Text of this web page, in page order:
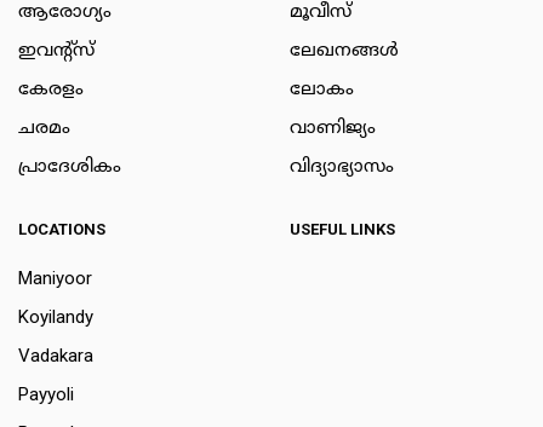
ആരോഗ്യം
ഇവന്റ്സ്
കേരളം
ചരമം
പ്രാദേശികം
മൂവീസ്
ലേഖനങ്ങള്‍
ലോകം
വാണിജ്യം
വിദ്യാഭ്യാസം
LOCATIONS
Maniyoor
Koyilandy
Vadakara
Payyoli
USEFUL LINKS